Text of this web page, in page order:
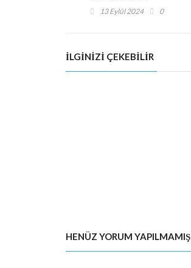
13 Eylül 2024 0
İLGINIZI ÇEKEBILIR
Bala’da günlerdir aranan
Recep Özekici’den acı
haber!
3 Nisan 2026
HENÜZ YORUM YAPILMAMIŞ